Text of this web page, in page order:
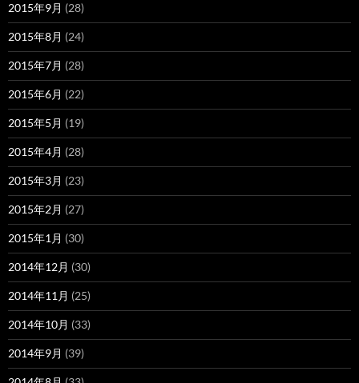
2015年9月 (28)
2015年8月 (24)
2015年7月 (28)
2015年6月 (22)
2015年5月 (19)
2015年4月 (28)
2015年3月 (23)
2015年2月 (27)
2015年1月 (30)
2014年12月 (30)
2014年11月 (25)
2014年10月 (33)
2014年9月 (39)